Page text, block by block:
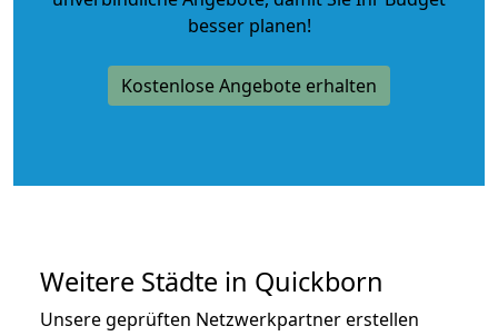
besser planen!
Kostenlose Angebote erhalten
Weitere Städte in Quickborn
Unsere geprüften Netzwerkpartner erstellen